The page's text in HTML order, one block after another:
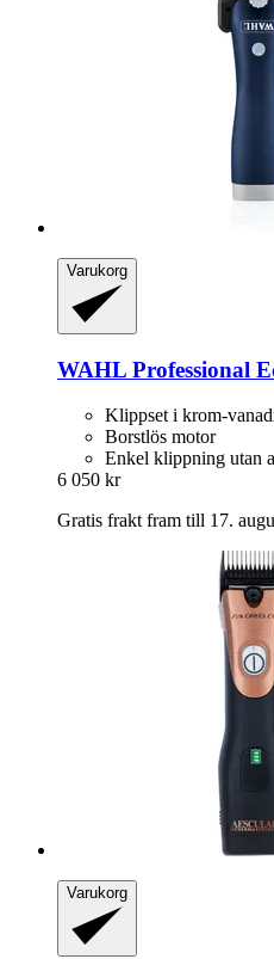
Varukorg
WAHL Professional
Klippset i krom-
Borstlös motor
Enkel klippning utan
6 050 kr
Gratis frakt fram till 17.
Varukorg